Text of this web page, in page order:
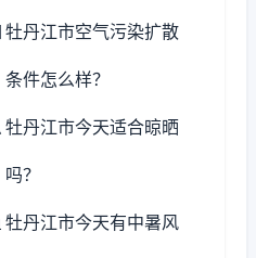
牡丹江市空气污染扩散
条件怎么样？
牡丹江市今天适合晾晒
吗？
牡丹江市今天有中暑风